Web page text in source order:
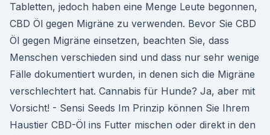
Tabletten, jedoch haben eine Menge Leute begonnen,
CBD Öl gegen Migräne zu verwenden. Bevor Sie CBD
Öl gegen Migräne einsetzen, beachten Sie, dass
Menschen verschieden sind und dass nur sehr wenige
Fälle dokumentiert wurden, in denen sich die Migräne
verschlechtert hat. Cannabis für Hunde? Ja, aber mit
Vorsicht! - Sensi Seeds Im Prinzip können Sie Ihrem
Haustier CBD-Öl ins Futter mischen oder direkt in den